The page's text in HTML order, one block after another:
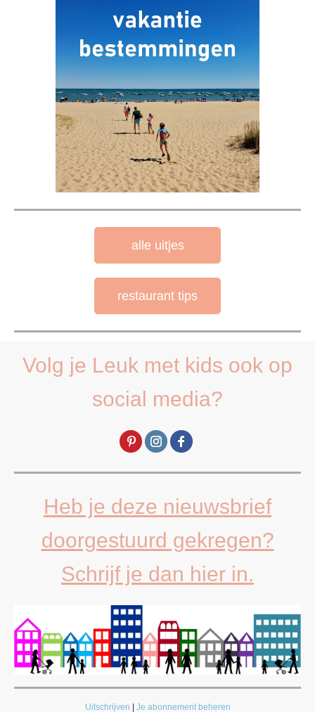
alle uitjes
restaurant tips
Volg je Leuk met kids ook op
social media?
Heb je deze nieuwsbrief
doorgestuurd gekregen?
Schrijf je dan hier in.
Uitschrijven Je abonnement beheren